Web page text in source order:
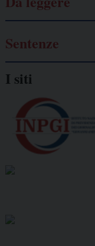
Sentenze
I siti